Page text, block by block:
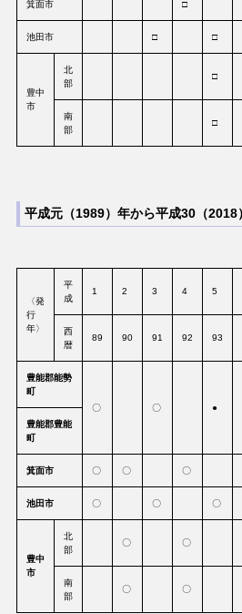
箕面市 □
池田市 □ □
豊中
市
北
部
□
南
部
□
平成元（1989）年から平成30（2018
〈発
行
年〉
平
成
1 2 3 4 5
西
暦
89 90 91 92 93
豊能郡能勢
町
〇
〇 ●
豊能郡豊能
町
箕面市 〇 〇 〇
池田市 〇 〇 〇
豊中
市
北
部
〇 〇
南
部
〇 〇